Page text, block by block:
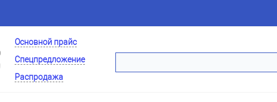
Основной прайс
Спецпредложение
Распродажа